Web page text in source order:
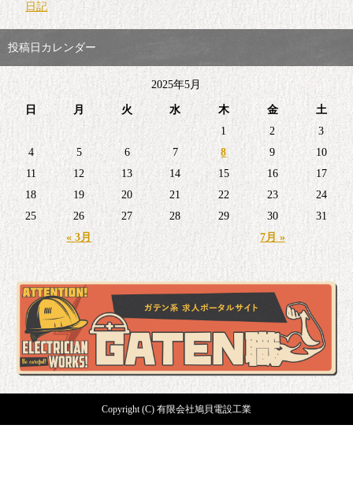
日記
投稿日カレンダー
2025年5月
日 月 火 水 木 金 土
« 3月 7月 »
1 2
3
4
5 6 7 8 9
10
11
12 13 14 15 16
17
18
19 20 21 22 23
24
25
26 27 28 29 30 31
Copyright (C) 有限会社鳩貝電設工業